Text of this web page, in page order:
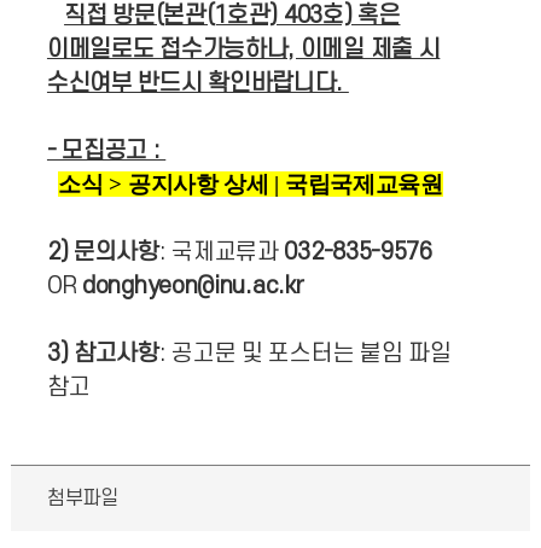
직접 방문(본관(1호관) 403호) 혹은
이메일로도 접수가능하나, 이메일 제출 시
수신여부 반드시 확인바랍니다.
- 모집공고 :
소식 > 공지사항 상세 | 국립국제교육원
2) 문의사항: 국제교류과 032-835-9576
OR donghyeon@inu.ac.kr
3) 참고사항: 공고문 및 포스터는 붙임 파일
참고
첨부파일